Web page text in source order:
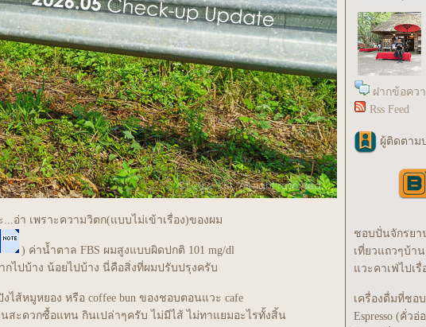
า เพราะความวิตก(แบบไม่เข้าเรื่อง)ของผม
) ค่าน้ำตาล FBS ผมสูงแบบผิดปกติ 101 mg/dl
ไปบ้าง น้อยไปบ้าง นี่คือสิ่งที่ผมปรับปรุงครับ
หมูหยอง หรือ coffee bun ของชอบตอนแวะ cafe
สะดวกซื้อแทน กินเปล่าๆครับ ไม่มีไส้ ไม่ทาแยมอะไรทั้งสิ้น
ฝากข้อคว
Rss Feed
ผู้ติดตาม
ชอบปั่นจักรยา
เที่ยวแถวๆบ้า
วะคาเฟ่ไปเรื่
เครื่องดื่มที่ชอ
Espresso (คั่วอ่